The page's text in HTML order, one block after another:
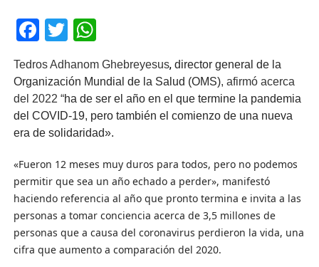
Facebook
TwitterWhatsApp
Tedros Adhanom Ghebreyesus, director general de la
Organización Mundial de la Salud (OMS), afirmó acerca
del 2022 “ha de ser el año en el que termine la pandemia
del COVID-19, pero también el comienzo de una nueva
era de solidaridad».
«Fueron 12 meses muy duros para todos, pero no podemos
permitir que sea un año echado a perder», manifestó
haciendo referencia al año que pronto termina e invita a las
personas a tomar conciencia acerca de 3,5 millones de
personas que a causa del coronavirus perdieron la vida, una
cifra que aumento a comparación del 2020.